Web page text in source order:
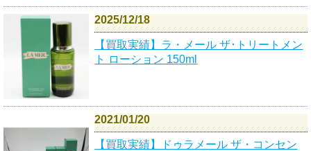
2025/12/18
【買取実績】ラ・メール ザ･トリートメン
ト ローション 150ml
2021/01/20
【買取実績】ドゥラメール ザ・コンセン